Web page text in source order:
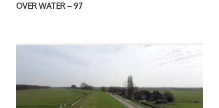
OVER WATER – 97